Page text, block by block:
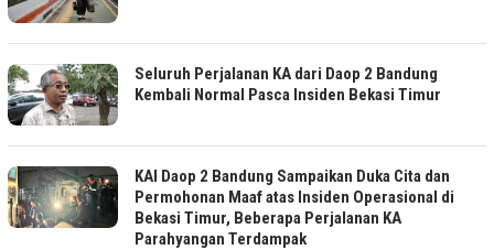
Seluruh Perjalanan KA dari Daop 2 Bandung
Kembali Normal Pasca Insiden Bekasi Timur
KAI Daop 2 Bandung Sampaikan Duka Cita dan
Permohonan Maaf atas Insiden Operasional di
Bekasi Timur, Beberapa Perjalanan KA
Parahyangan Terdampak